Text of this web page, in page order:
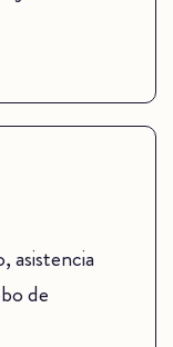
asistencia
de